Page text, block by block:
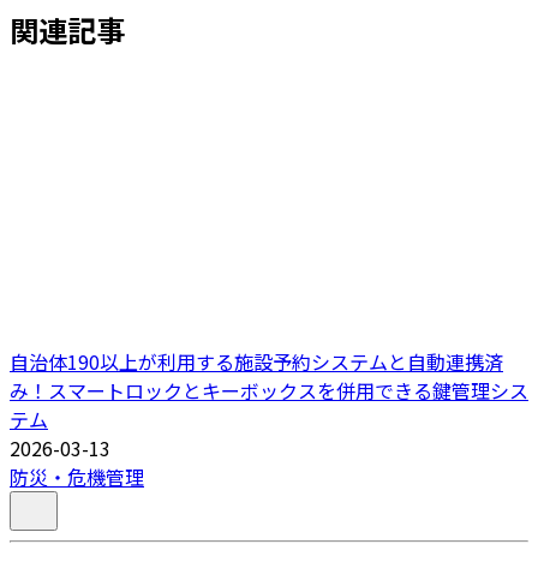
関連記事
自治体190以上が利用する施設予約システムと自動連携済
み！スマートロックとキーボックスを併用できる鍵管理シス
テム
2026-03-13
防災・危機管理